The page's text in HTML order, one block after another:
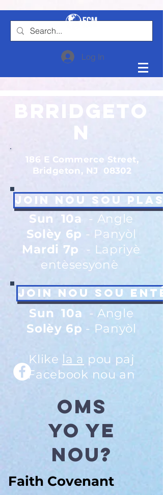
Log In
BRridgeto
n
186 E Commerce Street,
Bridgeton, NJ
08302
Join nou sou plas!
Sun 10a
- Angle
Solèy 6p - Panyòl
Mardi 7p
- Lapriyè
entèsesyonè
Join nou sou
Sun 10a - Angle
Solèy 6p - Panyòl
Klike la a pou paj
Facebook nou an
OMS
yo ye
nou?
Faith Covenant